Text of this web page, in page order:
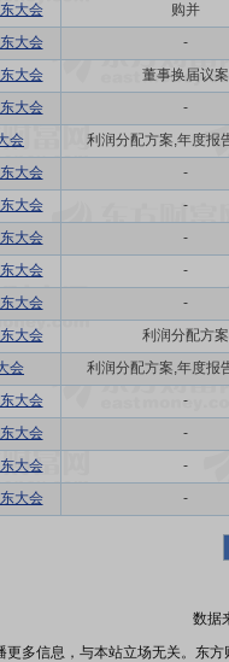
大会
购并
大会
-
大会
董事换届议案
大会
-
会
利润分配方案,年度报
大会
-
大会
-
大会
-
大会
-
大会
-
大会
利润分配方案
会
利润分配方案,年度报
大会
-
大会
-
大会
-
大会
-
数据
多信息，与本站立场无关。东